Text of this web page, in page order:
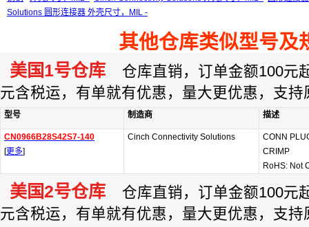
Solutions 圆形连接器 外壳尺寸，MIL -
其他仓库类似型号及
美国1号仓库 仓库直销，订单金额100元
元含税运，有单就有优惠，量大更优惠，支持
型号 制造商 描述
CN0966B28S42S7-140
[更多]
Cinch Connectivity Solutions
CONN
CRIMP
RoHS: Not
美国2号仓库 仓库直销，订单金额100元
元含税运，有单就有优惠，量大更优惠，支持